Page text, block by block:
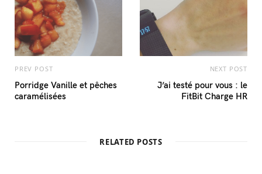
PREV POST
Porridge Vanille et pêches
caramélisées
NEXT POST
J’ai testé pour vous : le
FitBit Charge HR
RELATED POSTS